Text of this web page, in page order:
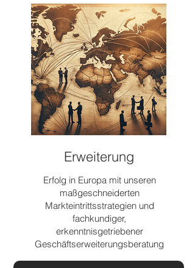
Erweiterung
Erfolg in Europa mit unseren
maßgeschneiderten
Markteintrittsstrategien und
fachkundiger,
erkenntnisgetriebener
Geschäftserweiterungsberatung